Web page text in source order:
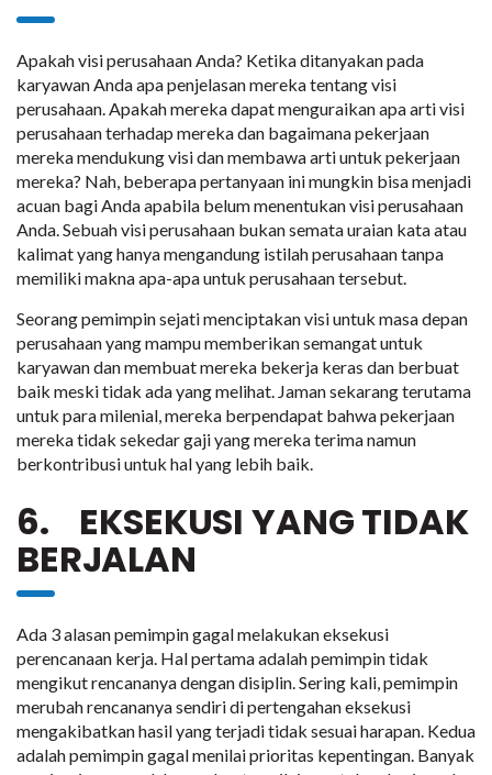
Apakah visi perusahaan Anda? Ketika ditanyakan pada
karyawan Anda apa penjelasan mereka tentang visi
perusahaan. Apakah mereka dapat menguraikan apa arti visi
perusahaan terhadap mereka dan bagaimana pekerjaan
mereka mendukung visi dan membawa arti untuk pekerjaan
mereka? Nah, beberapa pertanyaan ini mungkin bisa menjadi
acuan bagi Anda apabila belum menentukan visi perusahaan
Anda. Sebuah visi perusahaan bukan semata uraian kata atau
kalimat yang hanya mengandung istilah perusahaan tanpa
memiliki makna apa-apa untuk perusahaan tersebut.
Seorang pemimpin sejati menciptakan visi untuk masa depan
perusahaan yang mampu memberikan semangat untuk
karyawan dan membuat mereka bekerja keras dan berbuat
baik meski tidak ada yang melihat. Jaman sekarang terutama
untuk para milenial, mereka berpendapat bahwa pekerjaan
mereka tidak sekedar gaji yang mereka terima namun
berkontribusi untuk hal yang lebih baik.
6. EKSEKUSI YANG TIDAK
BERJALAN
Ada 3 alasan pemimpin gagal melakukan eksekusi
perencanaan kerja. Hal pertama adalah pemimpin tidak
mengikut rencananya dengan disiplin. Sering kali, pemimpin
merubah rencananya sendiri di pertengahan eksekusi
mengakibatkan hasil yang terjadi tidak sesuai harapan. Kedua
adalah pemimpin gagal menilai prioritas kepentingan. Banyak